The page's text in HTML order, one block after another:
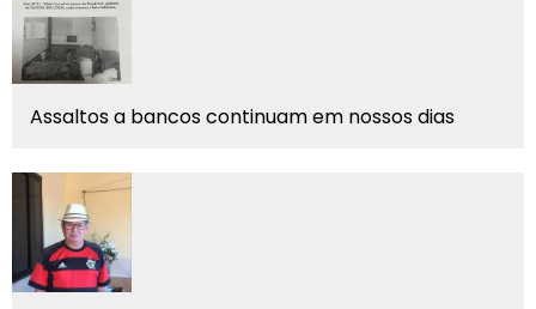
Assaltos a bancos continuam em nossos dias